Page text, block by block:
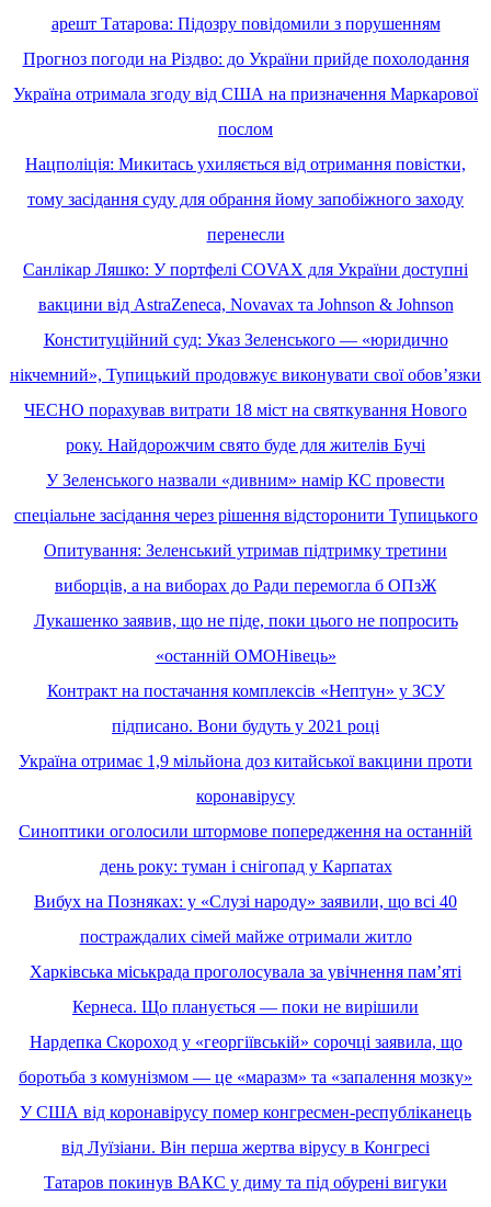
арешт Татарова: Підозру повідомили з порушенням
Прогноз погоди на Різдво: до України прийде похолодання
Україна отримала згоду від США на призначення Маркарової
послом
Нацполіція: Микитась ухиляється від отримання повістки,
тому засідання суду для обрання йому запобіжного заходу
перенесли
Санлікар Ляшко: У портфелі COVAX для України доступні
вакцини від AstraZeneca, Novavax та Johnson & Johnson
Конституційний суд: Указ Зеленського — «юридично
нікчемний», Тупицький продовжує виконувати свої обов’язки
ЧЕСНО порахував витрати 18 міст на святкування Нового
року. Найдорожчим свято буде для жителів Бучі
У Зеленського назвали «дивним» намір КС провести
спеціальне засідання через рішення відсторонити Тупицького
Опитування: Зеленський утримав підтримку третини
виборців, а на виборах до Ради перемогла б ОПзЖ
Лукашенко заявив, що не піде, поки цього не попросить
«останній ОМОНівець»
Контракт на постачання комплексів «Нептун» у ЗСУ
підписано. Вони будуть у 2021 році
Україна отримає 1,9 мільйона доз китайської вакцини проти
коронавірусу
Синоптики оголосили штормове попередження на останній
день року: туман і снігопад у Карпатах
Вибух на Позняках: у «Слузі народу» заявили, що всі 40
постраждалих сімей майже отримали житло
Харківська міськрада проголосувала за увічнення пам’яті
Кернеса. Що планується — поки не вирішили
Нардепка Скороход у «георгіївській» сорочці заявила, що
боротьба з комунізмом — це «маразм» та «запалення мозку»
У США від коронавірусу помер конгресмен-республіканець
від Луїзіани. Він перша жертва вірусу в Конгресі
Татаров покинув ВАКС у диму та під обурені вигуки